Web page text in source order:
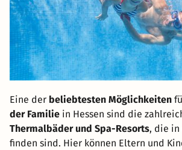
Eine der beliebtesten Möglichkeiten
der Familie in Hessen sind die
Thermalbäder und Spa-Resorts, die in
finden sind. Hier können Eltern und